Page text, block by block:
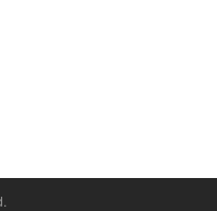
- Rea n.557643